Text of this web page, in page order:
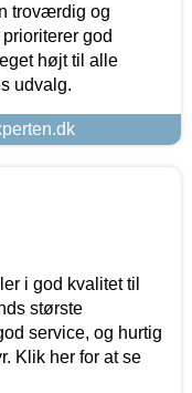
troværdig og
god
højt til alle
udvalg.
i god kvalitet til
største
service, og hurtig
Klik her for at se